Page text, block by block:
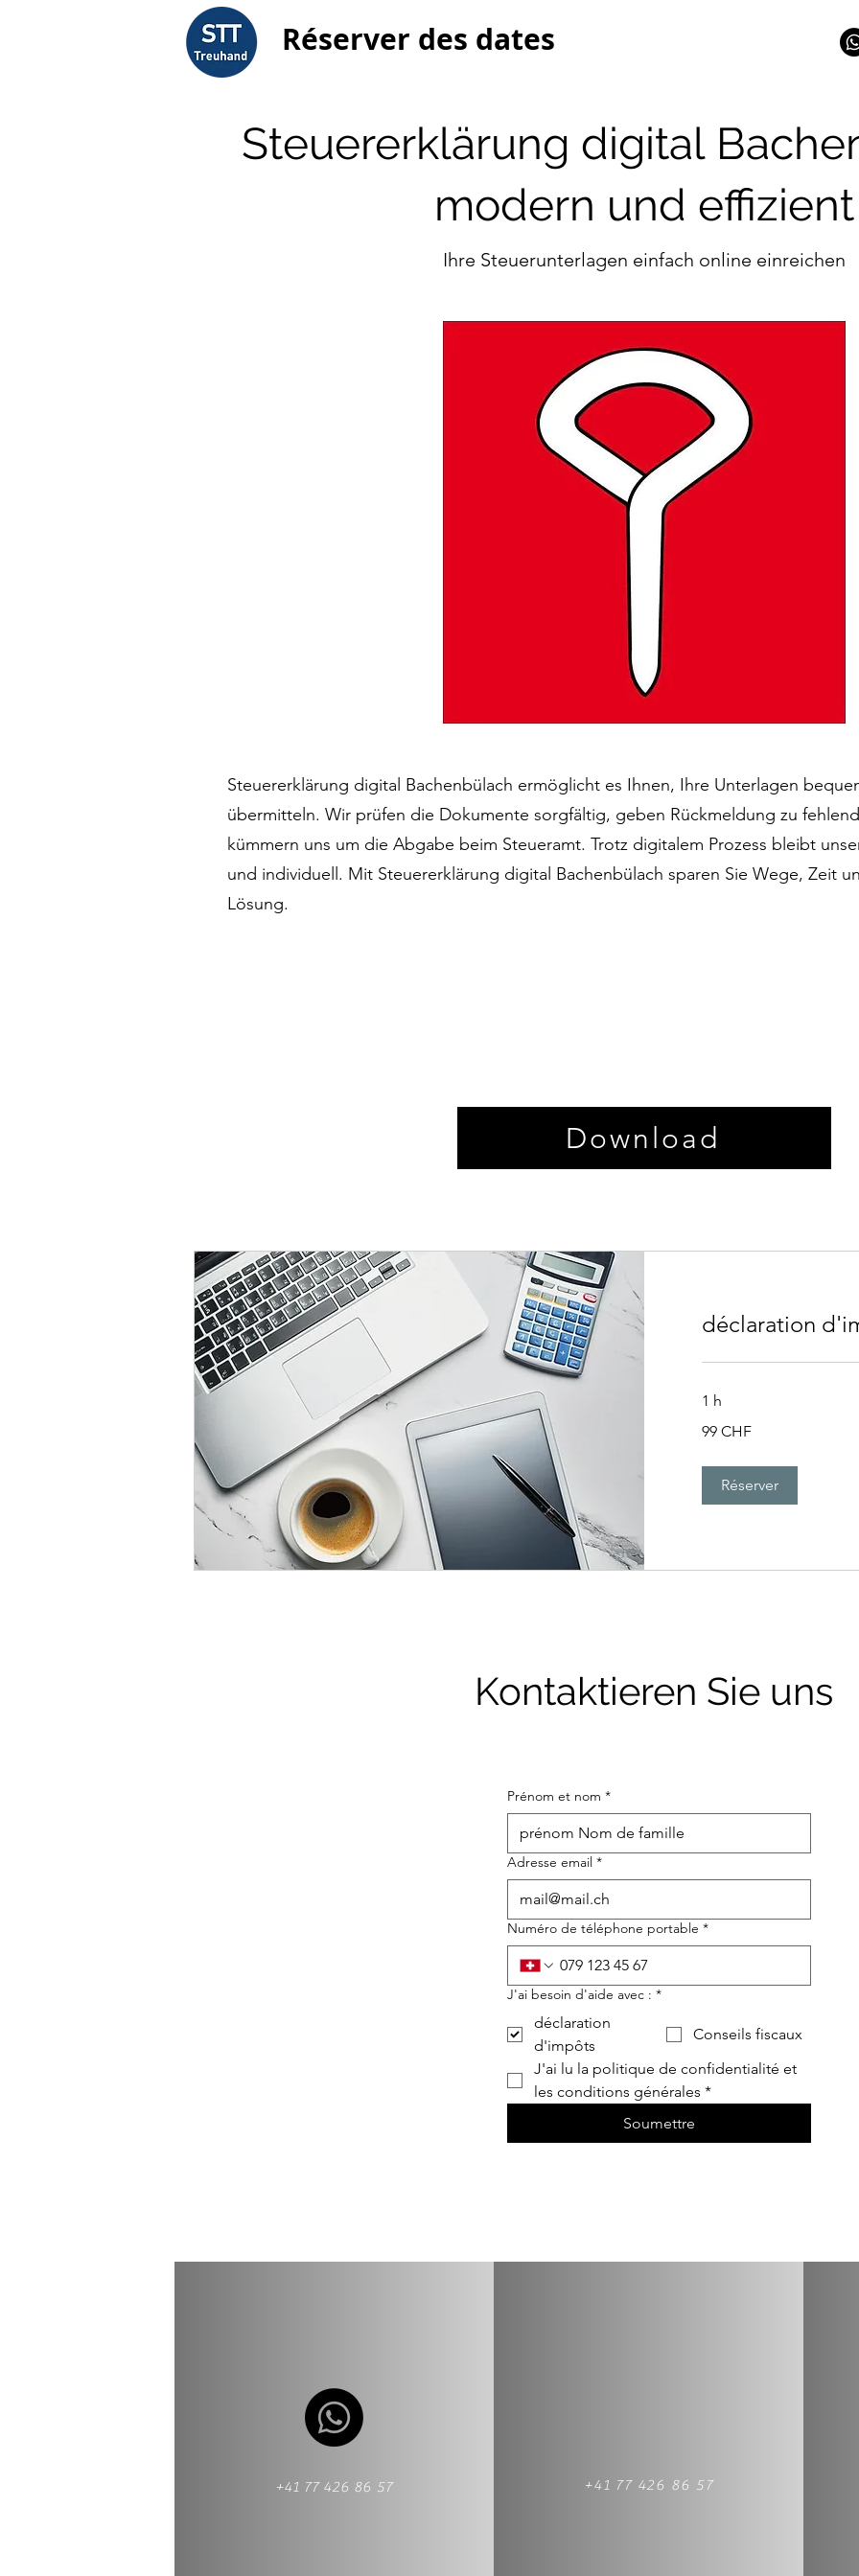
Réserver des dates
Steuererklärung digital
modern und effizient
Ihre Steuerunterlagen einfach online einreichen
Steuererklärung digital Bachenbülach ermöglicht es Ihnen, Ihre Unterlagen
übermitteln. Wir prüfen die Dokumente sorgfältig, geben Rückmeldung zu
kümmern uns um die Abgabe beim Steueramt. Trotz digitalem Prozess bleibt
und individuell. Mit Steuererklärung digital Bachenbülach sparen Sie Wege, Zeit
Lösung.
Download
déclaration
1 h
francs
99 CHF
Réserver
Kontaktieren Sie uns
Prénom et nom *
Adresse email *
Numéro de téléphone portable *
J'ai besoin d'aide avec : *
déclaration
d'impôts
Conseils fiscaux
J'ai lu la politique de confidentialité et
les conditions générales *
Soumettre
+41 77 426 86 57 +41 77 426 86 57